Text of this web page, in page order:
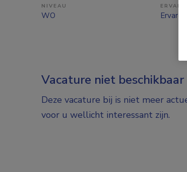
NIVEAU
WO Ervaren
Vacature niet beschikbaar
Deze vacature bij is niet meer
voor u wellicht interessant zijn.